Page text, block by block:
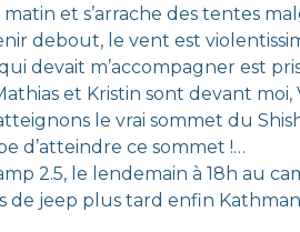
et s’arrache des tentes
debout, le vent est
devait m’accompagner est
et Kristin sont devant
le vrai sommet du
d’atteindre ce sommet !…
2.5, le lendemain à 18h au
de jeep plus tard enfin